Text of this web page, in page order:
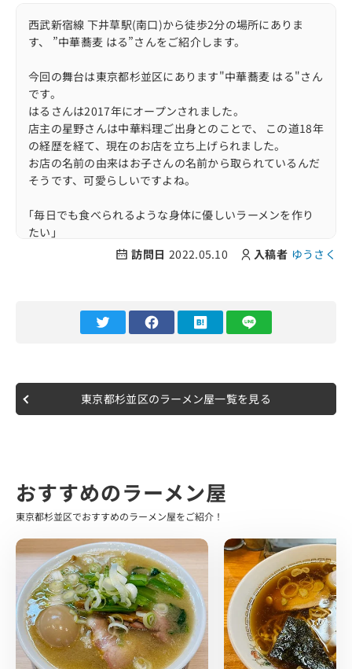
西武新宿線 下井草駅(南口)から徒歩2分の場所にありま
す、 ”中華蕎麦 はる”さんをご紹介します。
今回の舞台は東京都杉並区にあります"中華蕎麦 はる"さん
です。
はるさんは2017年にオープンされました。
店主の星野さんは中華料理ご出身とのことで、 この道18年
の経歴を経て、現在のお店を立ち上げられました。
お店の名前の由来はお子さんの名前から取られているんだ
そうです、可愛らしいですよね。
｢毎日でも食べられるような身体に優しいラーメンを作り
たい」
という店主さんの想いもあり、ラーメンに化学調味料一切
オープンから間もないうちに、 杉並区をはじめ、数々のメ
ディアなどにも取り上げられる有名店となっていきまし
訪問時は平日のゴールデンタイムである19時頃の到着で、
運良く待ちなしで入店できました。
明るさが際立つ木目基調の空間でした。
キッチンも良く見え、割烹着を着た店主さんの丁寧な調理
風景がなんとも印象的でした。
10分ほどしてラーメン登場です。
色とりどりに盛り付けられた身体に優しそうなトッピング
の数々と綺麗に澄んだ醤油スープ、 早速1口…いただきま
す。
めちゃくちゃ美味しい…
鶏の旨味とふわっと昆布系の出汁を感じる1口目、そこか
訪問日 2022.05.10 入稿者 ゆうさく
東京都杉並区のラーメン屋一覧を見る
おすすめのラーメン屋
東京都杉並区でおすすめのラーメン屋をご紹介！